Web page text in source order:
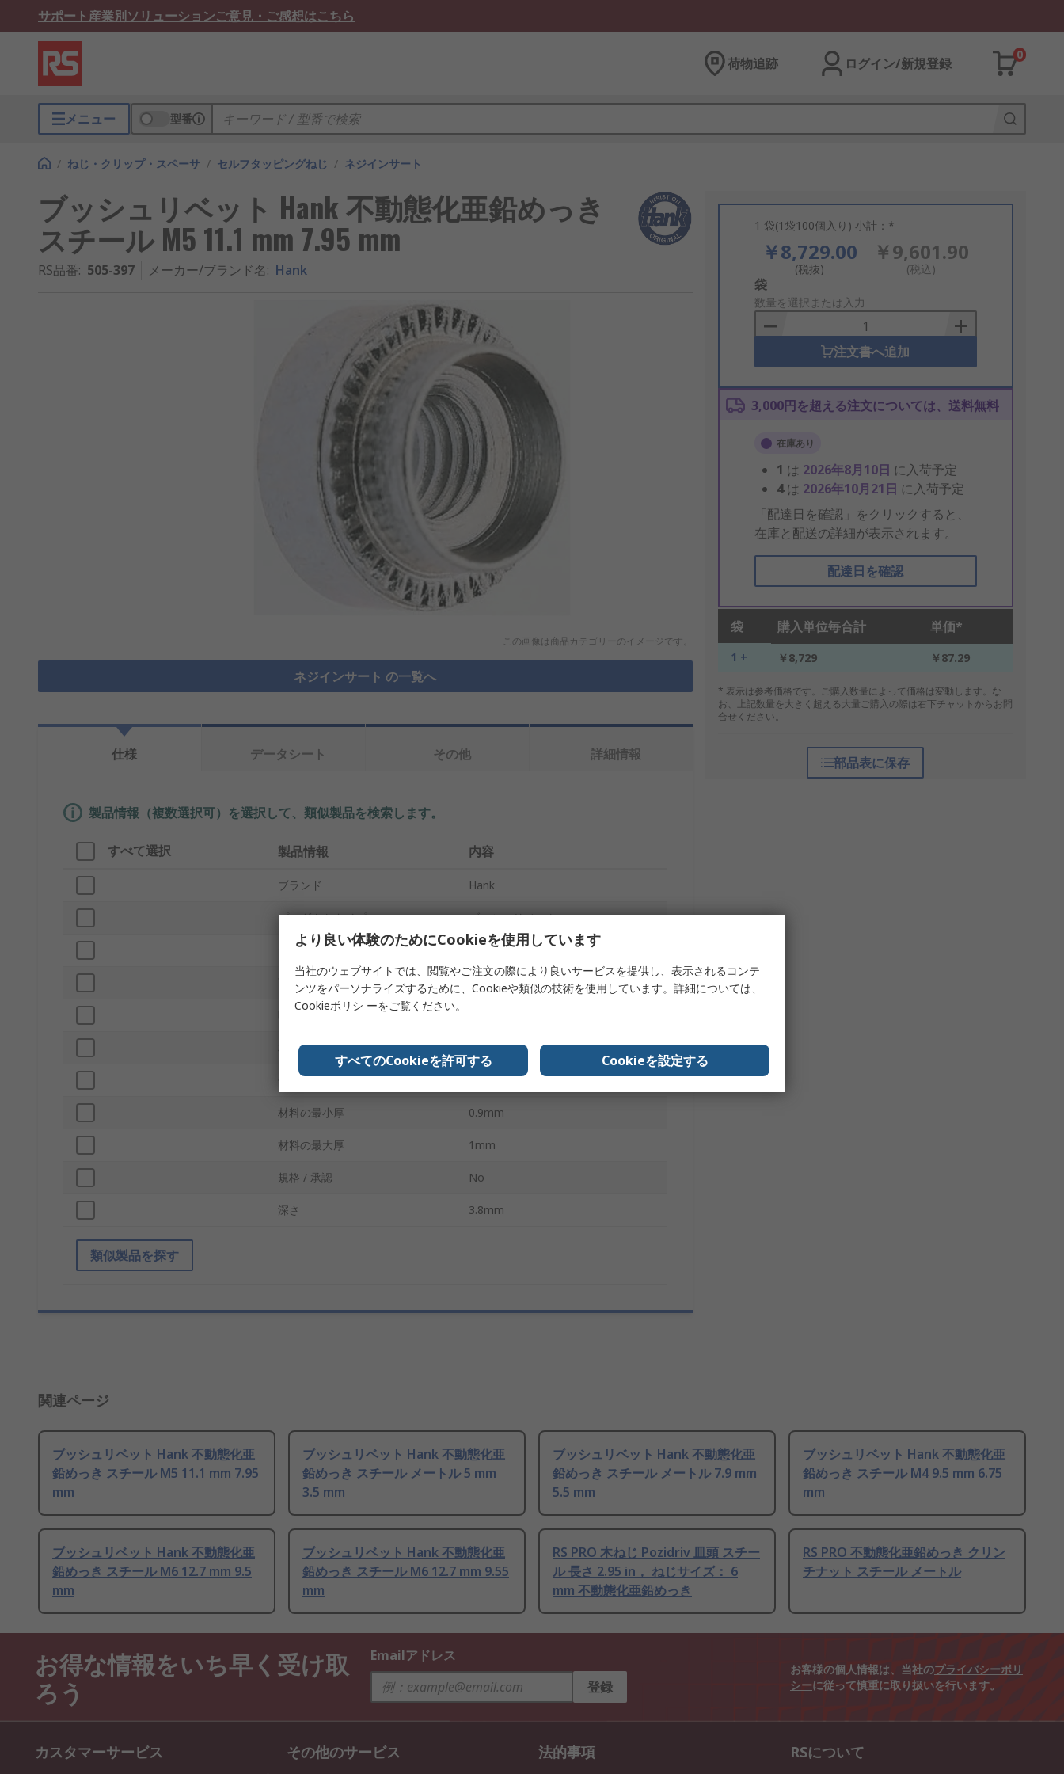
サポート産業別ソリューションご意見・ご感想はこちら
荷物追跡 ログイン/新規登録
0
メニュー 型番
/ ねじ・クリップ・スペーサ / セルフタッピングねじ / ネジインサート
ブッシュリベット Hank 不動態化亜鉛めっき
スチール M5 11.1 mm 7.95 mm
RS品番: 505-397 メーカー/ブランド名: Hank
この画像は商品カテゴリーのイメージです。
ネジインサート の一覧へ
1 袋(1袋100個入り) 小計：*
￥8,729.00
(税抜)
￥9,601.90
(税込)
Add
to
Basket
袋
数量を選択または入力
注文書へ追加
3,000円を超える注文については、送料無料
在庫あり
1 は 2026年8月10日 に入荷予定
4は 2026年10月21日 に入荷予定
「配達日を確認」をクリックすると、
在庫と配送の詳細が表示されます。
配達日を確認
袋 購入単位毎合計 単価*
1 + ￥8,729 ￥87.29
* 表示は参考価格です。ご購入数量によって価格は変動します。な
お、上記数量を大きく超える大量ご購入の際は右下チャットからお問
合せください。
部品表に保存
仕様 データシート その他 詳細情報
製品情報（複数選択可）を選択して、類似製品を検索します。
すべて選択 製品情報 内容
ブランド Hank
プロダクトタイプ ブッシュリベット
ねじ
下穴径 7.95mm
呼び径
材質 スチール
仕上げ 不動態化亜鉛めっき
材料の最小厚 0.9mm
材料の最大厚 1mm
規格 / 承認 No
深さ 3.8mm
類似製品を探す
関連ページ
ブッシュリベット Hank 不動態化亜
鉛めっき スチール M5 11.1 mm 7.95
mm
ブッシュリベット Hank 不動態化亜
鉛めっき スチール メートル 5 mm
3.5 mm
ブッシュリベット Hank 不動態化亜
鉛めっき スチール メートル 7.9 mm
5.5 mm
ブッシュリベット Hank 不動態化亜
鉛めっき スチール M4 9.5 mm 6.75
mm
ブッシュリベット Hank 不動態化亜
鉛めっき スチール M6 12.7 mm 9.5
mm
ブッシュリベット Hank 不動態化亜
鉛めっき スチール M6 12.7 mm 9.55
mm
RS PRO 木ねじ Pozidriv 皿頭 スチー
ル 長さ 2.95 in， ねじサイズ： 6
mm 不動態化亜鉛めっき
RS PRO 不動態化亜鉛めっき クリン
チナット スチール メートル
お得な情報をいち早く受け取
ろう
Emailアドレス
登録
お客様の個人情報は、当社のプライバシーポリ
シーに従って慎重に取り扱いを行います。
カスタマーサービス その他のサービス 法的事項 RSについて
より良い体験のためにCookieを使用しています
当社のウェブサイトでは、閲覧やご注文の際により良いサービスを提供し、表示されるコンテ
ンツをパーソナライズするために、Cookieや類似の技術を使用しています。詳細については、
Cookieポリシ ーをご覧ください。
すべてのCookieを許可する Cookieを設定する